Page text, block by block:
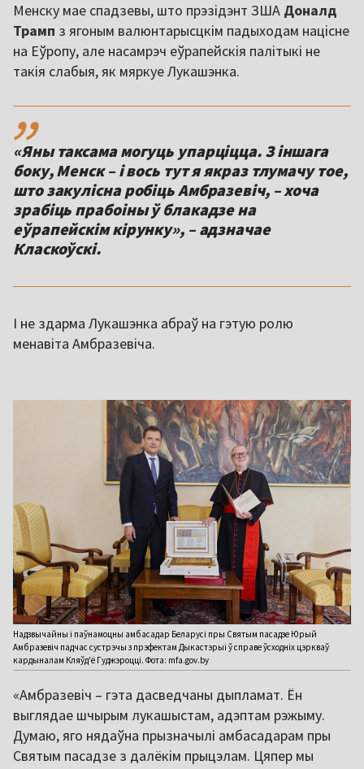
Менску мае спадзевы, што прэзідэнт ЗША Доналд
Трамп з ягоным валюнтарысцкім падыходам націсне
на Еўропу, але насамрэч еўрапейскія палітыкі не
такія слабыя, як мяркуе Лукашэнка.
,,
«Яны таксама могуць упарціцца. З іншага
боку, Менск – і вось тут я якраз тлумачу тое,
што закулісна робіць Амбразевіч, – хоча
зрабіць прабоіны ў блакадзе на
еўрапейскім кірунку», – адзначае
Класкоўскі.
І не здарма Лукашэнка абраў на гэтую ролю
менавіта Амбразевіча.
Надзвычайны і паўнамоцны амбасадар Беларусі пры Святым пасадзе Юрый
Амбразевіч падчас сустрэчы з прэфектам Дыкастэрыі ў справе ўсходніх цэркваў
кардыналам Кляўд'ё Гуджэроцці. Фота: mfa.gov.by
«Амбразевіч – гэта дасведчаны дыпламат. Ён
выглядае шчырым лукашыстам, адэптам рэжыму.
Думаю, яго нядаўна прызначылі амбасадарам пры
Святым пасадзе з далёкім прыцэлам. Цяпер мы